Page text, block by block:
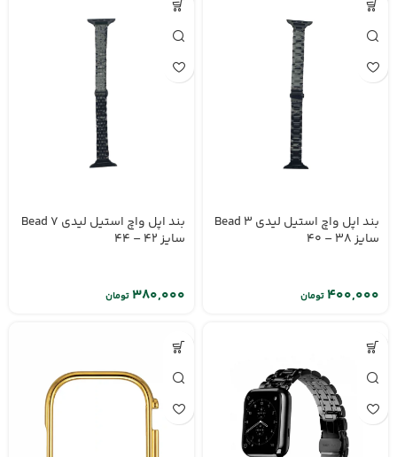
بند اپل واچ استیل لیدی 3 Bead
سایز ۳۸ – ۴۰
تومان
بند اپل واچ استیل لیدی 7 Bead
سایز 42 – 44
تومان